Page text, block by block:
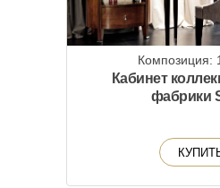
Композиция:
Кабинет
фабрики